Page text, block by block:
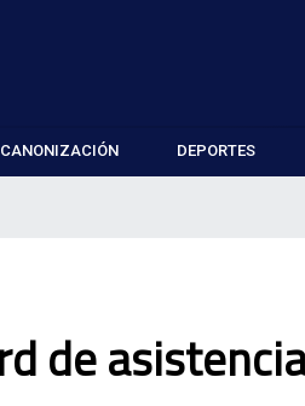
CANONIZACIÓN DEPORTES
de